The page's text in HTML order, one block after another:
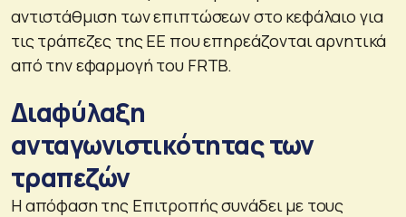
αντιστάθμιση των επιπτώσεων στο κεφάλαιο για
τις τράπεζες της ΕΕ που επηρεάζονται αρνητικά
από την εφαρμογή του FRTB.
Διαφύλαξη
ανταγωνιστικότητας των
τραπεζών
Η απόφαση της Επιτροπής συνάδει με τους